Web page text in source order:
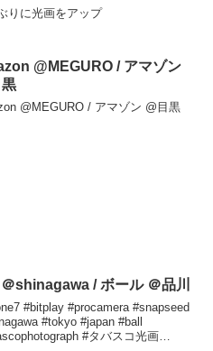
りに光画をアップ
@MEGURO / アマゾン
@MEGURO / アマゾン @目黒
shinagawa / ボール ＠品川
#bitplay #procamera #snapseed
#tokyo #japan #ball
#タバスコ光画